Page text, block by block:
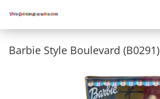
Barbie Style Boulevard (B0291)